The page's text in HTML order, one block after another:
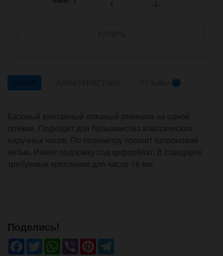
ОБЗОР 1
Базовый винтажный кожаный ремешок на одной
пряжке. Подходит для большинства классических
наручных часов. По периметру прошит капроновой
нитью. Имеет подложку под циферблат. В стандарте
требуемые крепления для часов 18 мм.
Поделись!
Facebook
TwitterWhatsApp
ViberPinterest